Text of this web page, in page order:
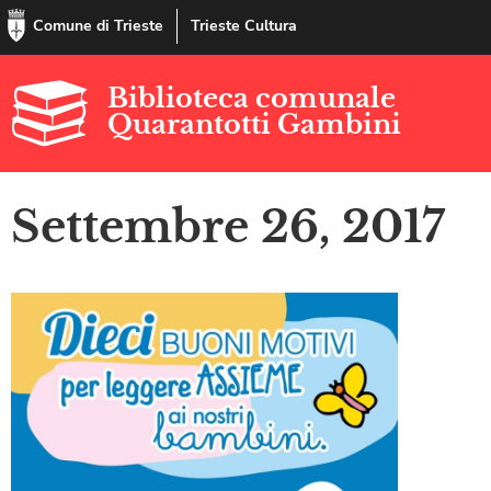
Comune di Trieste Trieste Cultura
Biblioteca comunale
Quarantotti Gambini
Settembre 26, 2017